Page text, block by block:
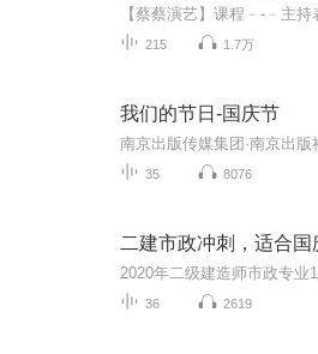
215 1.7万
我们的节日-国庆节
35 8076
二建市政冲刺，适合国
36 2619